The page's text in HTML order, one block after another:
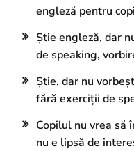
engleză pentru
Știe engleză, dar
de speaking,
Știe, dar nu
fără exerciții de
Copilul nu vrea să
nu e lipsă de